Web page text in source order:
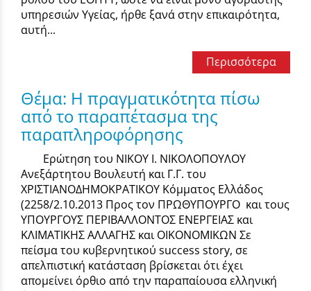
υπηρεσιών Υγείας, ήρθε ξανά στην επικαιρότητα,
αυτή...
Περισσότερα
Θέμα: Η πραγματικότητα πίσω
από το παραπέτασμα της
παραπληροφόρησης
Ερώτηση του ΝΙΚΟΥ Ι. ΝΙΚΟΛΟΠΟΥΛΟΥ
Ανεξάρτητου Βουλευτή και Γ.Γ. του
ΧΡΙΣΤΙΑΝΟΔΗΜΟΚΡΑΤΙΚΟΥ Κόμματος Ελλάδος
(2258/2.10.2013 Προς τον ΠΡΩΘΥΠΟΥΡΓΟ και τους
ΥΠΟΥΡΓΟΥΣ ΠΕΡΙΒΑΛΛΟΝΤΟΣ ΕΝΕΡΓΕΙΑΣ και
ΚΛΙΜΑΤΙΚΗΣ ΑΛΛΑΓΗΣ και ΟΙΚΟΝΟΜΙΚΩΝ Σε
πείσμα του κυβερνητικού success story, σε
απελπιστική κατάσταση βρίσκεται ότι έχει
απομείνει όρθιο από την παραπαίουσα ελληνική